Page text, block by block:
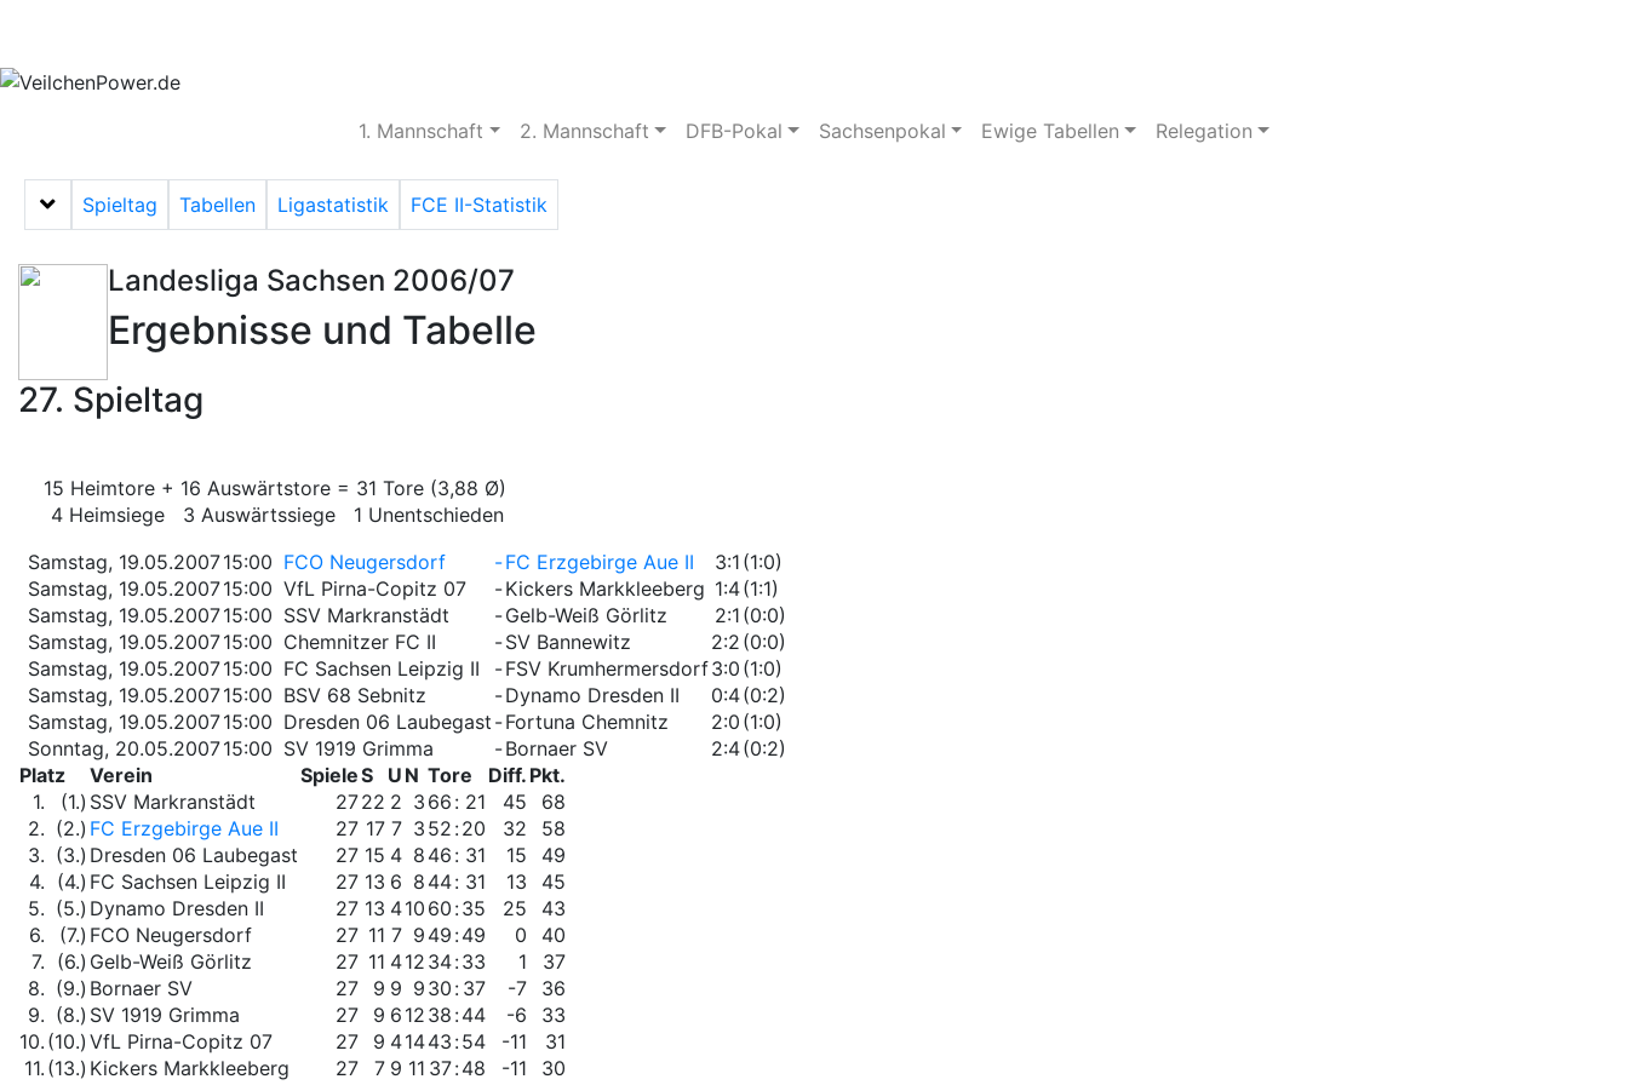
1. Mannschaft 2. Mannschaft DFB-Pokal Sachsenpokal Ewige Tabellen Relegation
Menü auf-/zuklappen
Spieltag Tabellen Ligastatistik FCE II-Statistik
Landesliga Sachsen 2006/07
Ergebnisse und Tabelle
27. Spieltag
15 Heimtore + 16 Auswärtstore = 31 Tore (3,88 Ø)
4 Heimsiege 3 Auswärtssiege 1 Unentschieden
Samstag, 19.05.200715:00 FCO Neugersdorf -FC Erzgebirge Aue II 3:1 (1:0)
Samstag, 19.05.200715:00 VfL Pirna-Copitz 07 -Kickers Markkleeberg 1:4(1:1)
Samstag, 19.05.200715:00 SSV Markranstädt -Gelb-Weiß Görlitz 2:1 (0:0)
Samstag, 19.05.200715:00 Chemnitzer FC II -SV Bannewitz 2:2 (0:0)
Samstag, 19.05.200715:00 FC Sachsen Leipzig II -FSV Krumhermersdorf3:0 (1:0)
Samstag, 19.05.200715:00 BSV 68 Sebnitz -Dynamo Dresden II 0:4(0:2)
Samstag, 19.05.200715:00 Dresden 06 Laubegast -Fortuna Chemnitz 2:0 (1:0)
Sonntag, 20.05.200715:00 SV 1919 Grimma -Bornaer SV 2:4(0:2)
Platz
Verein SpieleS U N Tore Diff. Pkt.
1.
(1.) SSV Markranstädt 2722 2 3 66 : 21 45
68
2. (2.) FC Erzgebirge Aue II 27 17 7 3 52 :20 32
58
3. (3.) Dresden 06 Laubegast 27 15 4 8 46 : 31 15
49
4. (4.) FC Sachsen Leipzig II 27 13 6 8 44: 31 13
45
5. (5.) Dynamo Dresden II 27 13 410 60 :35 25
43
6.
(7.) FCO Neugersdorf 27 11 7 9 49 :49 0
40
7. (6.) Gelb-Weiß Görlitz 27 11 412 34:33 1
37
8. (9.) Bornaer SV 27 9 9 9 30 : 37 -7
36
9. (8.) SV 1919 Grimma 27 9 6 12 38 :44 -6
33
10. (10.) VfL Pirna-Copitz 07 27 9 41443 :54 -11
31
11. (13.) Kickers Markkleeberg 27 7 9 11 37:48 -11
30